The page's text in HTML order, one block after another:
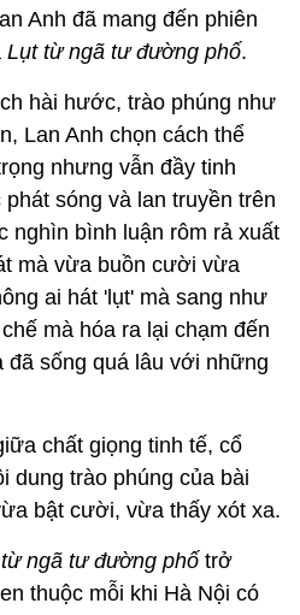
Anh đã mang đến phiên
Lụt từ ngã tư đường phố.
hài hước, trào phúng như
Lan Anh chọn cách thể
nhưng vẫn đầy tinh
sóng và lan truyền trên
nghìn bình luận rôm rả xuất
mà vừa buồn cười vừa
ai hát 'lụt' mà sang như
mà hóa ra lại chạm đến
đã sống quá lâu với những
chất giọng tinh tế, cổ
dung trào phúng của bài
bật cười, vừa thấy xót xa.
ngã tư đường phố trở
thuộc mỗi khi Hà Nội có